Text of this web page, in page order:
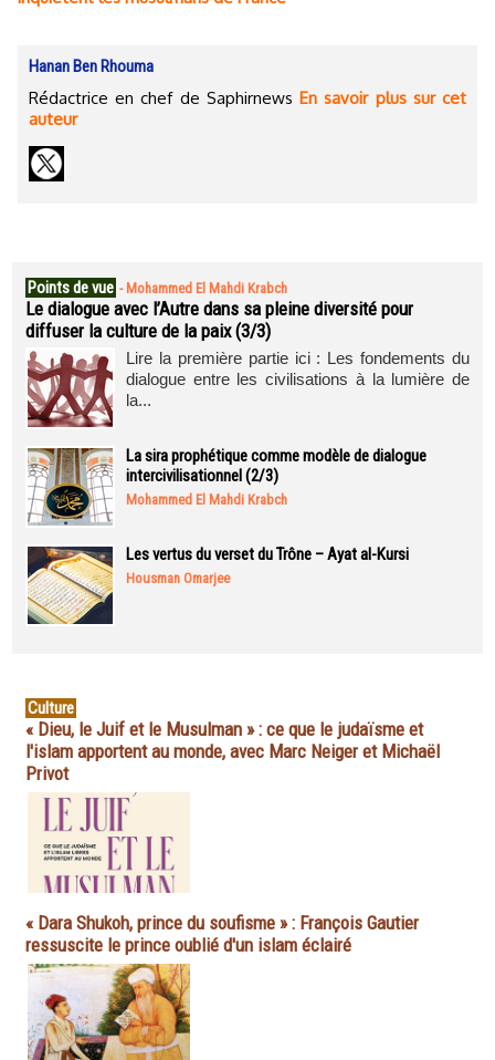
Hanan Ben Rhouma
Rédactrice en chef de SaphirnewsEn savoir plus sur cet
auteur
Points de vue - Mohammed El Mahdi Krabch
Le dialogue avec l’Autre dans sa pleine diversité pour
diffuser la culture de la paix (3/3)
Lire la première partie ici : Les fondements du
dialogue entre les civilisations à la lumière de
la...
La sira prophétique comme modèle de dialogue
intercivilisationnel (2/3)
Mohammed El Mahdi Krabch
Les vertus du verset du Trône – Ayat al-Kursi
Housman Omarjee
Culture
« Dieu, le Juif et le Musulman » : ce que le judaïsme et
l'islam apportent au monde, avec Marc Neiger et Michaël
Privot
« Dara Shukoh, prince du soufisme » : François Gautier
ressuscite le prince oublié d'un islam éclairé